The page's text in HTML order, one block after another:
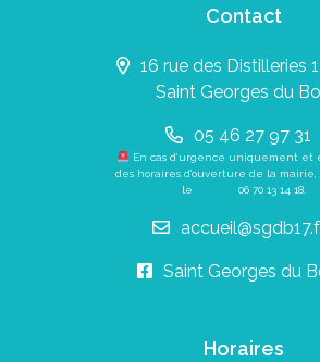
Contact
16 rue des Distilleries
Saint Georges du
05 46 27 97 31
En cas d’urgence uniquement et
des horaires d’ouverture de la
le 06 70 13 14 18.
Saint Georges du
Horaires